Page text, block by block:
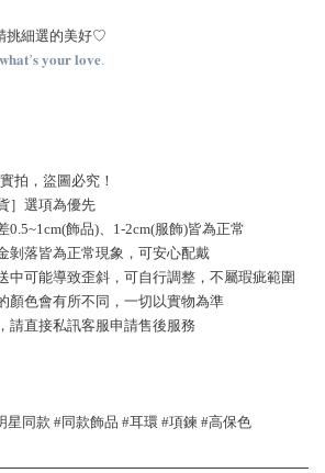
挑細選的美好♡
𝐲𝐨𝐮𝐫 𝐥𝐨𝐯𝐞.
拍，盜圖必究！
］選項為優先
飾品)、1-2cm(服飾)皆為正常
剝落皆為正常現象，可安心配戴
中可能導致歪斜，可自行調整，不屬瑕疵範圍
顏色會有所不同，一切以實物為準
請直接私訊客服申請售後服務
星同款 #同款飾品 #耳環 #項鍊 #高保色